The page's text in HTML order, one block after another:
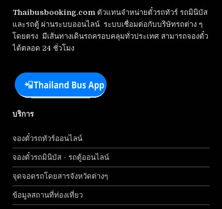
Thaibusbooking.com ตัวแทนจำหน่ายตั๋วรถทัวร์ รถมินิบัส
และรถตู้ ผ่านระบบออนไลน์ ระบบเชื่อมต่อกับบริษัทรถต่าง ๆ
โดยตรง มีเส้นทางเดินรถครอบคลุมทั่วประเทศ สามารถจองตั๋ว
ได้ตลอด 24 ชั่วโมง
บริการ
จองตั๋วรถทัวร์ออนไลน์
จองตั๋วรถมินิบัส - รถตู้ออนไลน์
จุดจอดรถโดยสารจังหวัดต่างๆ
ข้อมูลสถานที่ท่องเที่ยว